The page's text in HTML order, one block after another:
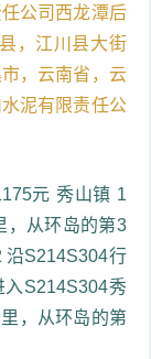
公司西龙潭后
，江川县大街
，云南省，云
泥有限责任公
元 秀山镇 1
，从环岛的第3
沿S214S304行
S214S304秀
，从环岛的第